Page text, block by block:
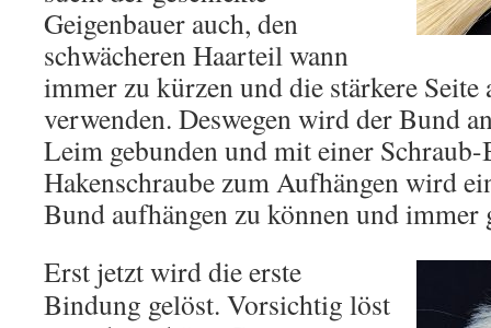
Geigenbauer auch, den
schwächeren Haarteil wann
immer zu kürzen und die stärkere Seite
verwenden. Deswegen wird der Bund
Leim gebunden und mit einer
Hakenschraube zum Aufhängen wird
Bund aufhängen zu können und
Erst jetzt wird die erste
Bindung gelöst. Vorsichtig löst